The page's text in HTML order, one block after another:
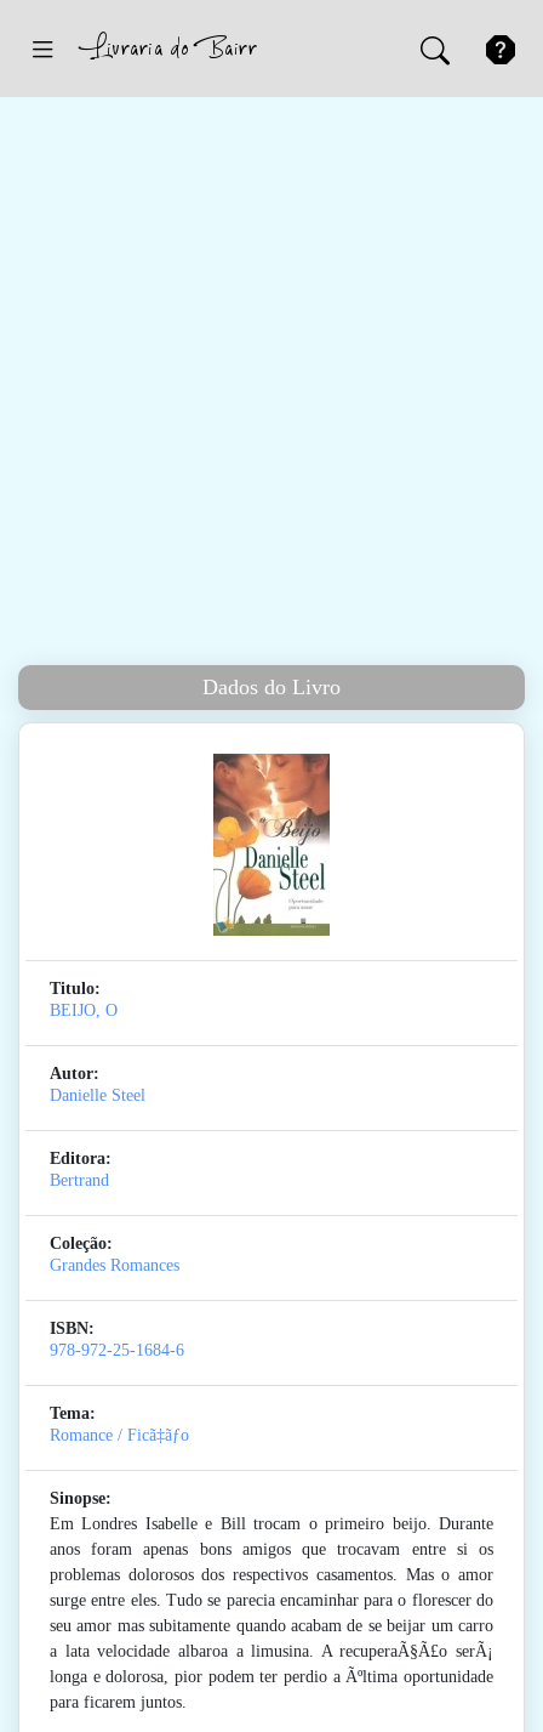
Dados do Livro
Titulo:
BEIJO, O
Autor:
Danielle Steel
Editora:
Bertrand
Coleção:
Grandes Romances
ISBN:
978-972-25-1684-6
Tema:
Romance / Ficã‡ãƒo
Sinopse:
Em Londres Isabelle e Bill trocam o primeiro beijo. Durante
anos foram apenas bons amigos que trocavam entre si os
problemas dolorosos dos respectivos casamentos. Mas o amor
surge entre eles. Tudo se parecia encaminhar para o florescer do
seu amor mas subitamente quando acabam de se beijar um carro
a lata velocidade albaroa a limusina. A recuperaÃ§Ã£o serÃ¡
longa e dolorosa, pior podem ter perdio a Ãºltima oportunidade
para ficarem juntos.